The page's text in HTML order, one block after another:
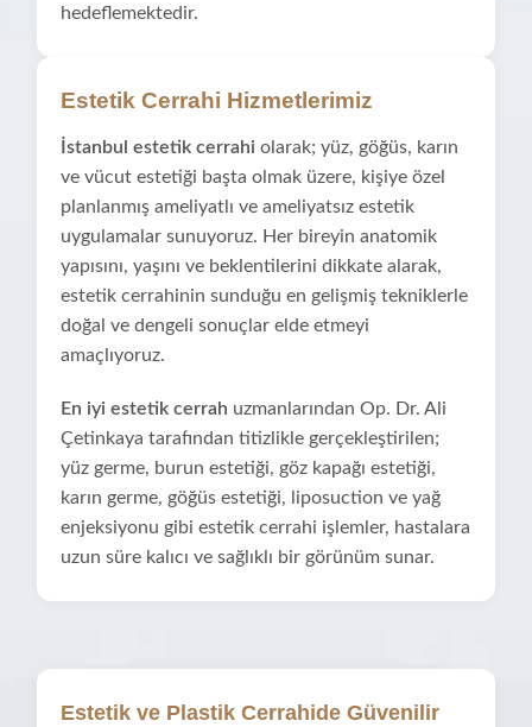
hedeflemektedir.
Estetik Cerrahi Hizmetlerimiz
İstanbul estetik cerrahi olarak; yüz, göğüs, karın
ve vücut estetiği başta olmak üzere, kişiye özel
planlanmış ameliyatlı ve ameliyatsız estetik
uygulamalar sunuyoruz. Her bireyin anatomik
yapısını, yaşını ve beklentilerini dikkate alarak,
estetik cerrahinin sunduğu en gelişmiş tekniklerle
doğal ve dengeli sonuçlar elde etmeyi
amaçlıyoruz.
En iyi estetik cerrah uzmanlarından Op. Dr. Ali
Çetinkaya tarafından titizlikle gerçekleştirilen;
yüz germe, burun estetiği, göz kapağı estetiği,
karın germe, göğüs estetiği, liposuction ve yağ
enjeksiyonu gibi estetik cerrahi işlemler, hastalara
uzun süre kalıcı ve sağlıklı bir görünüm sunar.
Estetik ve Plastik Cerrahide Güvenilir